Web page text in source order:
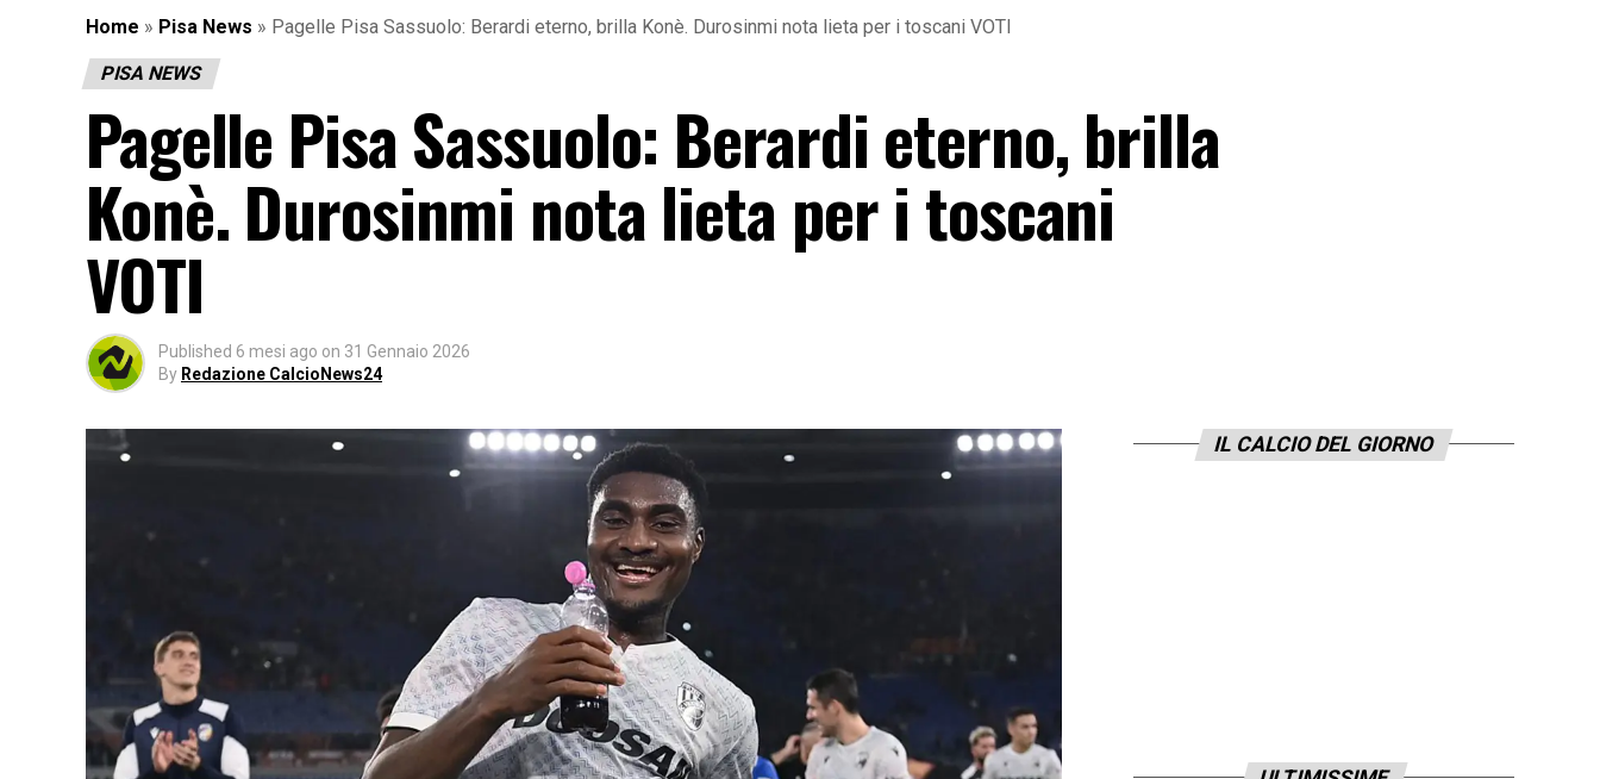
Home » Pisa News » Pagelle Pisa Sassuolo: Berardi eterno, brilla Konè. Durosinmi nota lieta per i toscani VOTI
PISA NEWS
Pagelle Pisa Sassuolo: Berardi eterno, brilla
Konè. Durosinmi nota lieta per i toscani
VOTI
Published 6 mesi ago on 31 Gennaio 2026
By Redazione CalcioNews24
IL CALCIO DEL GIORNO